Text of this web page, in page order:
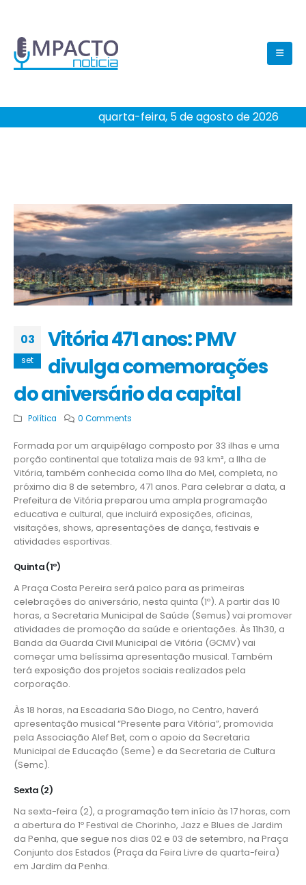
quarta-feira, 5 de agosto de 2026
03
set
Vitória 471 anos: PMV
divulga comemorações
do aniversário da capital
Política 0 Comments
Formada por um arquipélago composto por 33 ilhas e uma
porção continental que totaliza mais de 93 km², a Ilha de
Vitória, também conhecida como Ilha do Mel, completa, no
próximo dia 8 de setembro, 471 anos. Para celebrar a data, a
Prefeitura de Vitória preparou uma ampla programação
educativa e cultural, que incluirá exposições, oficinas,
visitações, shows, apresentações de dança, festivais e
atividades esportivas.
Quinta (1º)
A Praça Costa Pereira será palco para as primeiras
celebrações do aniversário, nesta quinta (1º). A partir das 10
horas, a Secretaria Municipal de Saúde (Semus) vai promover
atividades de promoção da saúde e orientações. Às 11h30, a
Banda da Guarda Civil Municipal de Vitória (GCMV) vai
começar uma belíssima apresentação musical. Também
terá exposição dos projetos sociais realizados pela
corporação.
Às 18 horas, na Escadaria São Diogo, no Centro, haverá
apresentação musical “Presente para Vitória”, promovida
pela Associação Alef Bet, com o apoio da Secretaria
Municipal de Educação (Seme) e da Secretaria de Cultura
(Semc).
Sexta (2)
Na sexta-feira (2), a programação tem início às 17 horas, com
a abertura do 1º Festival de Chorinho, Jazz e Blues de Jardim
da Penha, que segue nos dias 02 e 03 de setembro, na Praça
Conjunto dos Estados (Praça da Feira Livre de quarta-feira)
em Jardim da Penha.